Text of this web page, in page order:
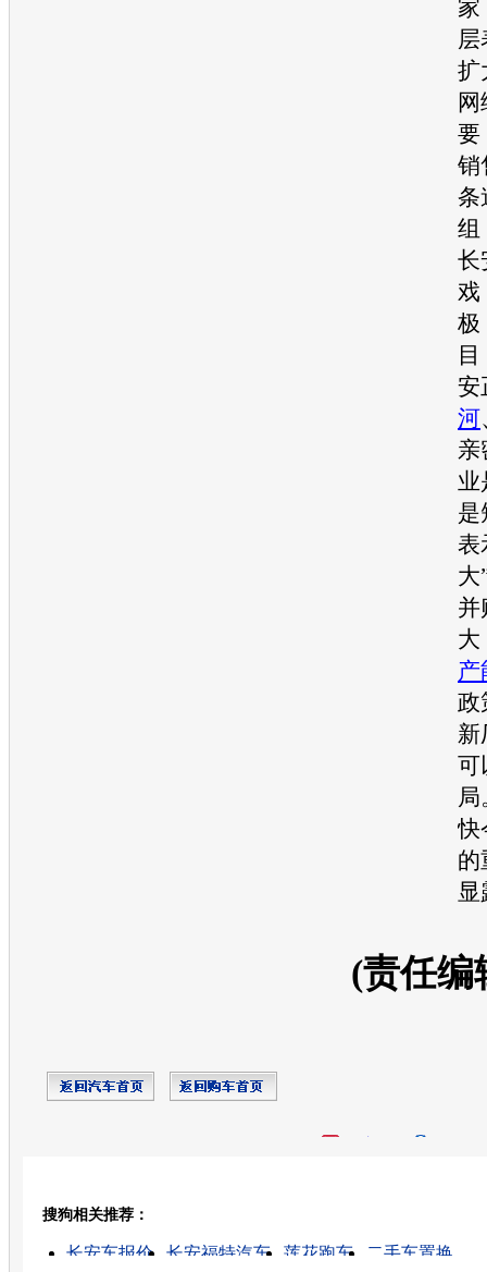
家
扩
要
销
条
组
长
戏
极
安
河
亲
业
是
表
大
并
大
产
政
新
可
快
的
显
(责任编
搜狗相关推荐：
长安车报价 长安福特汽车 莲花跑车
二手车置换